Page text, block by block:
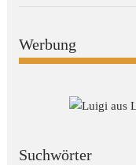
Werbung
Suchwörter